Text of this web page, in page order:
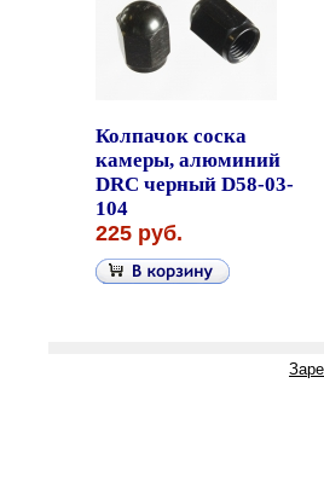
Колпачок соска
камеры, алюминий
DRC черный D58-03-
104
225 руб.